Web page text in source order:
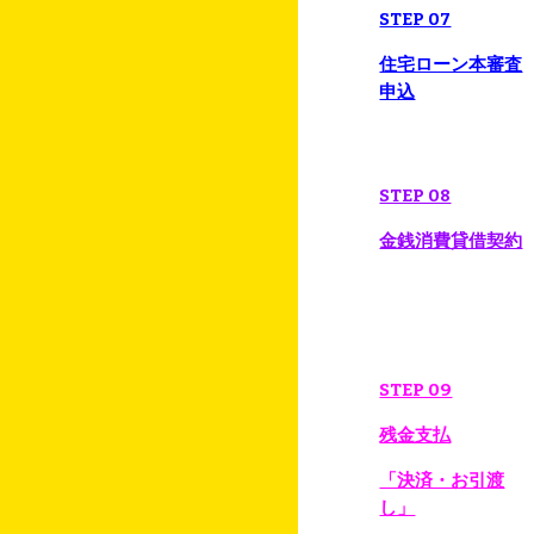
STEP 07
住宅ローン本審査
申込
STEP 08
金銭消費貸借契約
STEP 09
残金支払
「決済・お引渡
し」